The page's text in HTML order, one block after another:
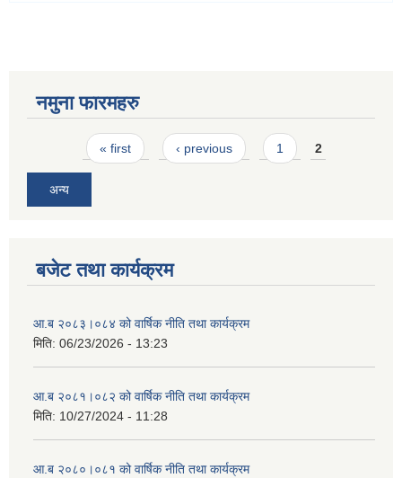
नमुना फारमहरु
Pages« first ‹ previous 1 2
अन्य
बजेट तथा कार्यक्रम
आ.ब २०८३।०८४ को वार्षिक नीति तथा कार्यक्रम
मिति: 06/23/2026 - 13:23
आ.ब २०८१।०८२ को वार्षिक नीति तथा कार्यक्रम
मिति: 10/27/2024 - 11:28
आ.ब २०८०।०८१ को वार्षिक नीति तथा कार्यक्रम